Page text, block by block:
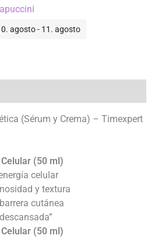
agosto - 11. agosto
(Sérum y Crema) – Timexpert
(50 ml)
celular
y textura
cutánea
(50 ml)